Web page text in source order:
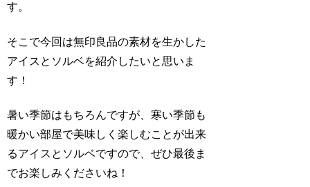
す。
そこで今回は無印良品の素材を生かした
アイスとソルベを紹介したいと思いま
す！
暑い季節はもちろんですが、寒い季節も
暖かい部屋で美味しく楽しむことが出来
るアイスとソルベですので、ぜひ最後ま
でお楽しみくださいね！